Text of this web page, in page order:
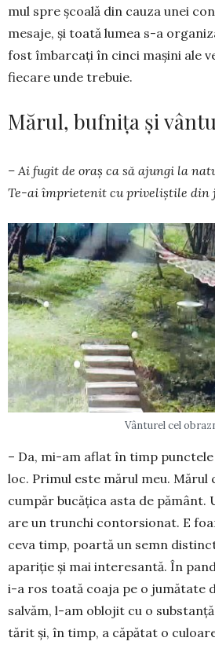
mul spre şcoală din cauza unei
mesaje, şi toată lumea s-a
fost îmbarcaţi în cinci maşini ale
fiecare unde trebuie.
Mărul, bufnița și
– Ai fugit de oraș ca să ajungi la
Te-ai împrietenit cu priveliștile din
Vânturel cel
– Da, mi-am aflat în timp
loc. Primul este mărul meu.
cumpăr bucăţica asta de
are un trunchi contorsionat. E
ceva timp, poartă un semn
apariţie şi mai interesantă. În
i-a ros toată coaja pe o ju­mătate
salvăm, l-am oblojit cu o
tărit şi, în timp, a căpătat o